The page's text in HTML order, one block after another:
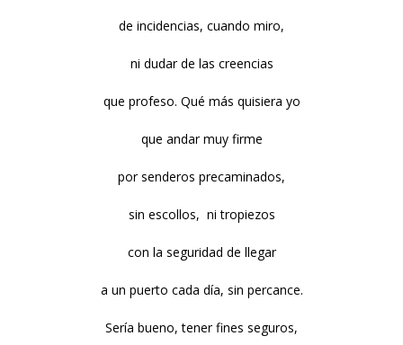
de incidencias, cuando miro,
ni dudar de las creencias
que profeso. Qué más quisiera yo
que andar muy firme
por senderos precaminados,
sin escollos, ni tropiezos
con la seguridad de llegar
a un puerto cada día, sin percance.
Sería bueno, tener fines seguros,